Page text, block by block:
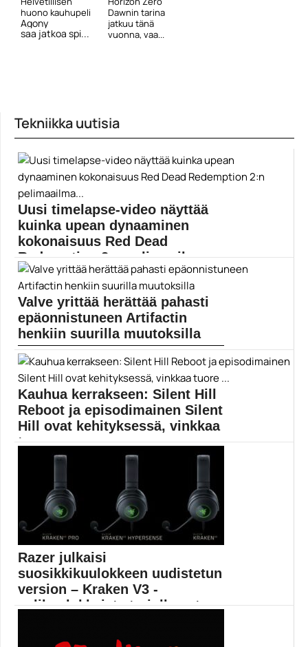
huono kauhupeli
Agony
saa jatkoa spi...
Dawnin tarina
jatkuu tänä
vuonna, vaa...
Tekniikka uutisia
Uusi timelapse-video näyttää
kuinka upean dynaaminen
kokonaisuus Red Dead
Redemption 2:n pelimaailma...
Red Dead Redemption 2:n valtava pelimaailma on...
Pelit
Valve yrittää herättää pahasti
epäonnistuneen Artifactin
henkiin suurilla muutoksilla
Valve on julkaissut tiedotteen, jonka mukaan kehittäjä
Artifact
Kauhua kerrakseen: Silent Hill
Reboot ja episodimainen Silent
Hill ovat kehityksessä, vinkkaa
tuore ...
episodipelit
Razer julkaisi
suosikkikuulokkeen uudistetun
version – Kraken V3 -
pelikuulokkeista tarjolle nyt